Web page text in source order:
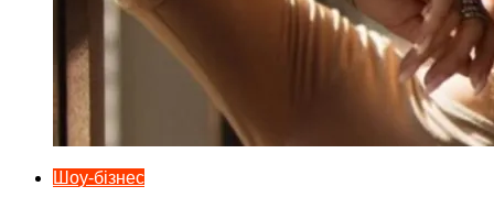
Шоу-бізнес